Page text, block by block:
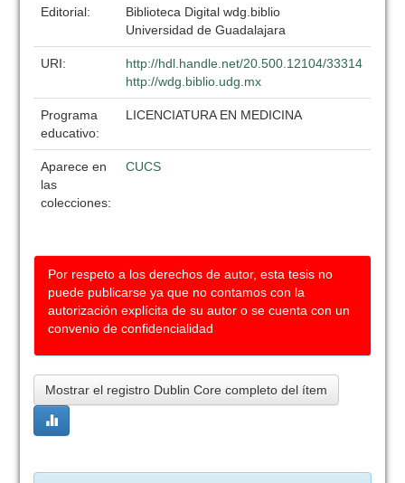
Editorial:
Biblioteca Digital wdg.biblio
Universidad de Guadalajara
URI:
http://hdl.handle.net/20.500.12104/33314
http://wdg.biblio.udg.mx
Programa
educativo:
LICENCIATURA EN MEDICINA
Aparece en
las
colecciones:
CUCS
Por respeto a los derechos de autor, esta tesis no
puede publicarse ya que no contamos con la
autorización explícita de su autor o se cuenta con un
convenio de confidencialidad
Mostrar el registro Dublin Core completo del ítem